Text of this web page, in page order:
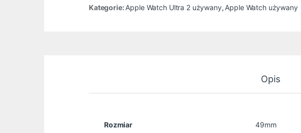
Kategorie: Apple Watch Ultra 2 używany, Apple Watch używany
Opis
Rozmiar 49mm